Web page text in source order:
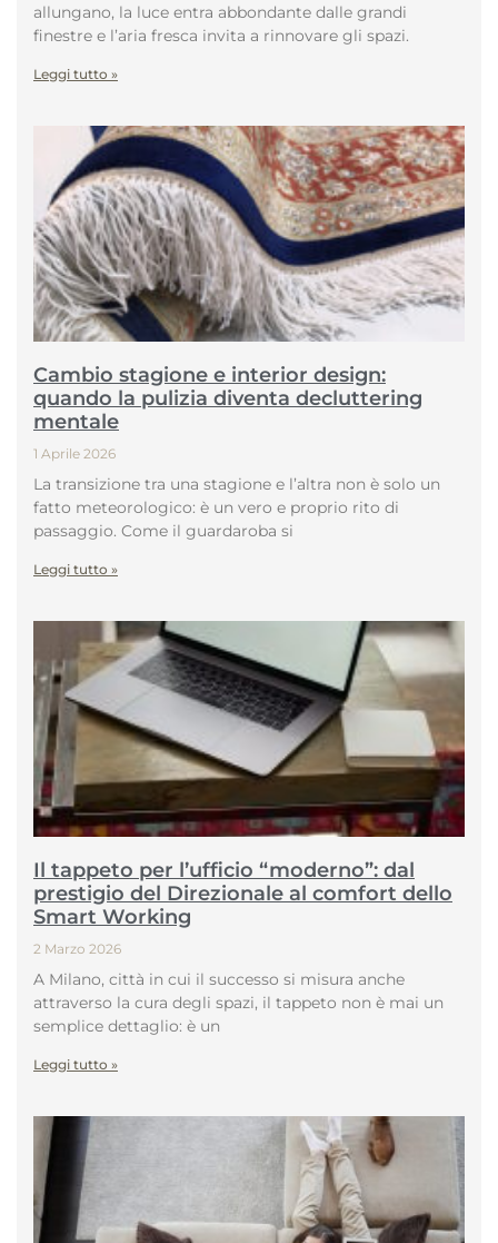
allungano, la luce entra abbondante dalle grandi
finestre e l’aria fresca invita a rinnovare gli spazi.
Leggi tutto »
Cambio stagione e interior design:
quando la pulizia diventa decluttering
mentale
1 Aprile 2026
La transizione tra una stagione e l’altra non è solo un
fatto meteorologico: è un vero e proprio rito di
passaggio. Come il guardaroba si
Leggi tutto »
Il tappeto per l’ufficio “moderno”: dal
prestigio del Direzionale al comfort dello
Smart Working
2 Marzo 2026
A Milano, città in cui il successo si misura anche
attraverso la cura degli spazi, il tappeto non è mai un
semplice dettaglio: è un
Leggi tutto »